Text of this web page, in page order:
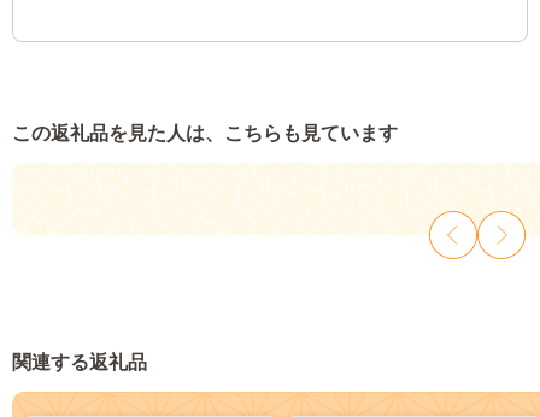
この返礼品を見た人は、こちらも見ています
関連する返礼品